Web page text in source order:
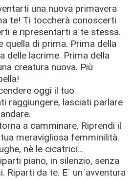
una nuova primavera
te! Ti toccherà conoscerti
e ripresentarti a te stessa.
quella di prima. Prima della
delle lacrime. Prima della
creatura nuova. Più
oggi il tuo
raggiungere, lasciati parlare
a camminare. Riprendi il
meravigliosa femminilità.
nè le cicatrici...
piano, in silenzio, senza
da te. E´ un´avventura